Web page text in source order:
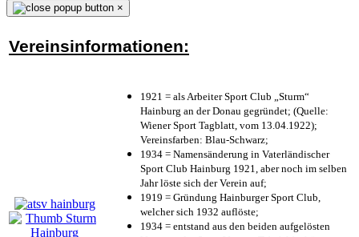
×
Vereinsinformationen:
1921 = als Arbeiter Sport Club „Sturm“
Hainburg an der Donau gegründet; (Quelle:
Wiener Sport Tagblatt, vom 13.04.1922);
Vereinsfarben: Blau-Schwarz;
1934 = Namensänderung in Vaterländischer
Sport Club Hainburg 1921, aber noch im selben
Jahr löste sich der Verein auf;
1919 = Gründung Hainburger Sport Club,
welcher sich 1932 auflöste;
1934 = entstand aus den beiden aufgelösten